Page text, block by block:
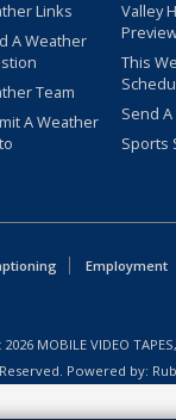
Links
A Weather
Team
A Weather
Valley
This
Send
Sports
Employment
2026 MOBILE VIDEO
Powered by: